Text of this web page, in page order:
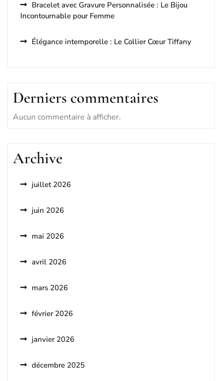
Bracelet avec Gravure Personnalisée : Le Bijou
Incontournable pour Femme
Élégance intemporelle : Le Collier Cœur Tiffany
Derniers commentaires
Aucun commentaire à afficher.
Archive
juillet 2026
juin 2026
mai 2026
avril 2026
mars 2026
février 2026
janvier 2026
décembre 2025